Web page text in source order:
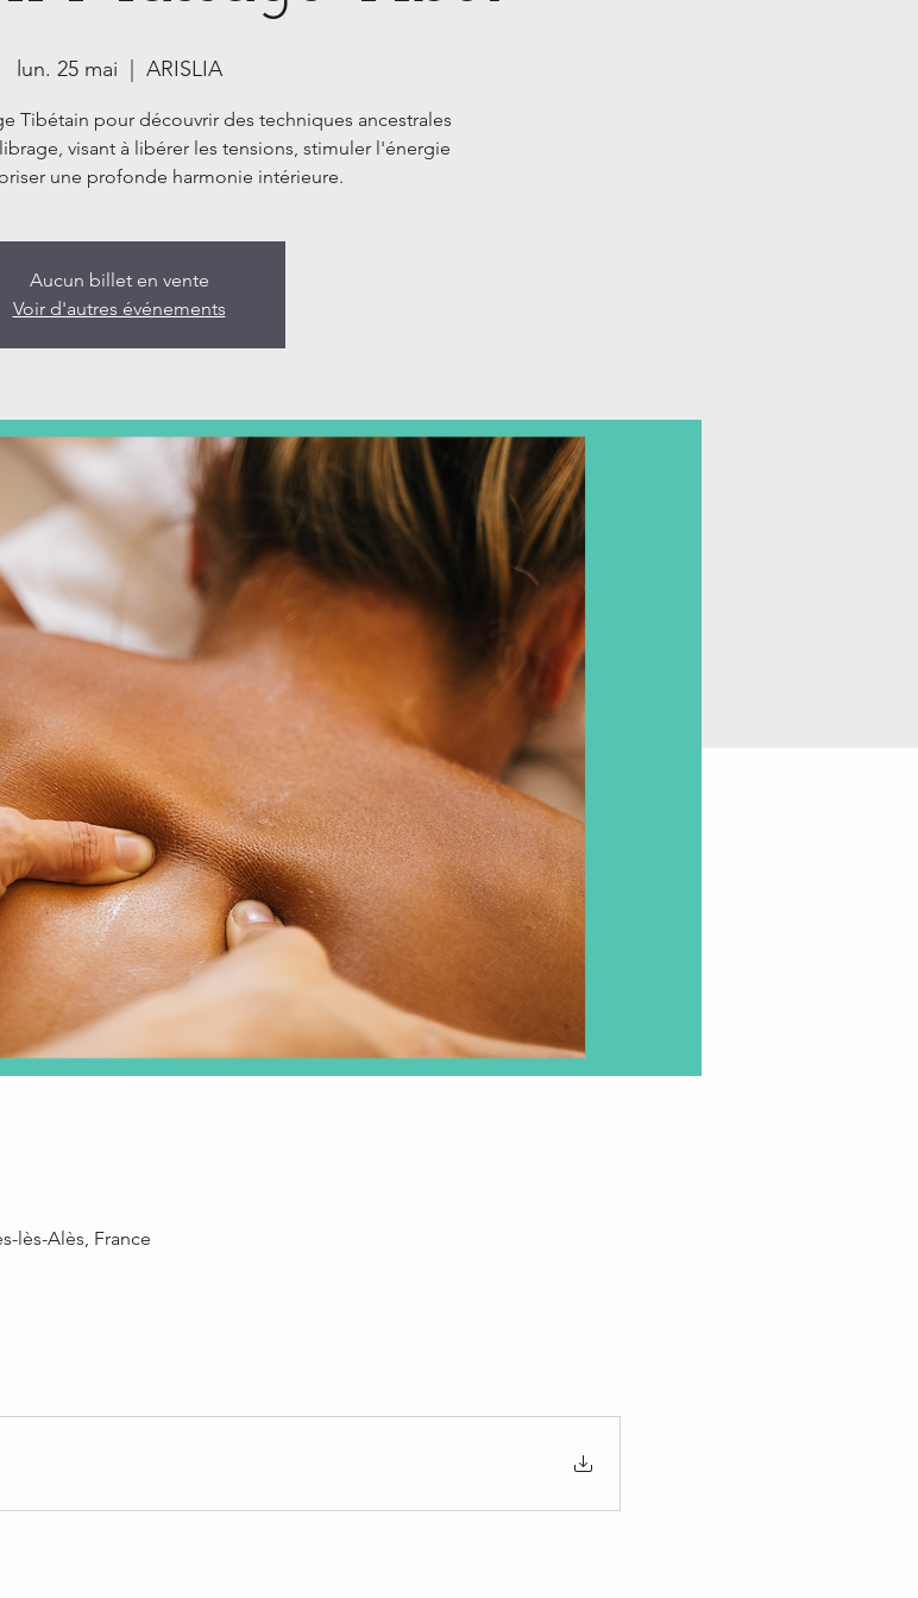
lun. 25 mai ARISLIA
Tibétain pour découvrir des techniques ancestrales
visant à libérer les tensions, stimuler l'énergie
une profonde harmonie intérieure.
Aucun billet en vente
Voir d'autres événements
lès-Alès, France